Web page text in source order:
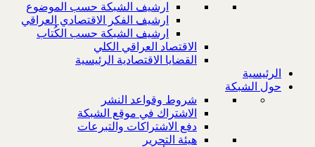
ارشيف الشبكة حسب الموضوع
ارشيف الفكر الاقتصادي العراقي
ارشيف الشبكة حسب الكُتاب
الاقتصاد العراقي الكلي
القضايا الاقتصادية الرئيسية
الرئيسية
حول الشبكة
شروط وقواعد النشر
الاشتراك في موقع الشبكة
دفع الاشتراكات والتبرعات
هيئة التحرير